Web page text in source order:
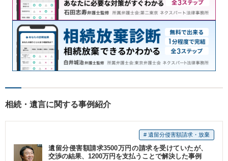
相続・遺言に関する事例紹介
# 遺留分侵害額請求・放棄
遺留分侵害額請求3500万円の請求を受けていたが、
交渉の結果、1200万円を支払うことで解決した事例